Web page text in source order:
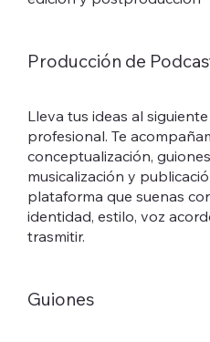
Producción de
Lleva tus ideas al
profesional. Te
conceptualización,
musicalización y
plataforma que suenas
identidad, estilo, voz
trasmitir.
Guiones